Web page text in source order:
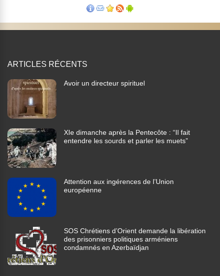
ARTICLES RÉCENTS
Avoir un directeur spirituel
XIe dimanche après la Pentecôte : “Il fait
entendre les sourds et parler les muets”
Attention aux ingérences de l’Union
européenne
SOS Chrétiens d’Orient demande la libération
des prisonniers politiques arméniens
condamnés en Azerbaïdjan